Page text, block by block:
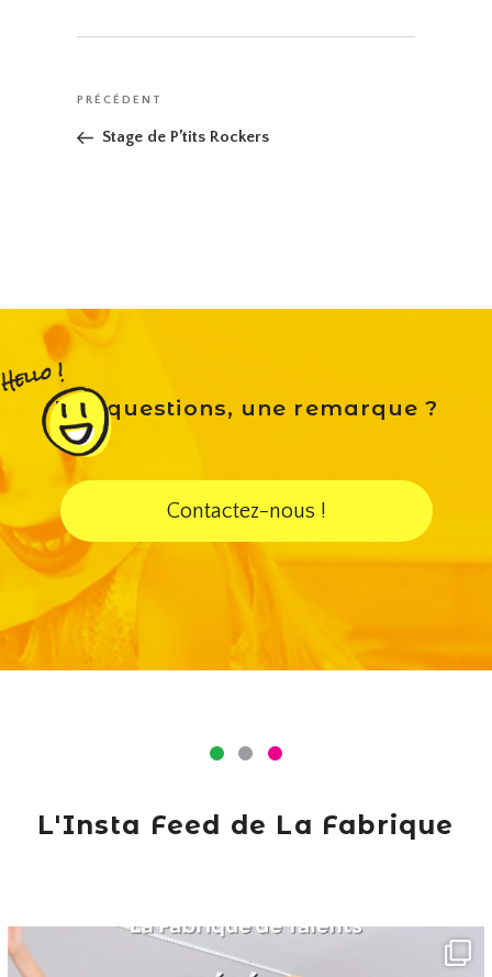
Navigation
de
Article
précédent
PRÉCÉDENT
Stage de P’tits Rockers
Des questions, une remarque ?
Contactez-nous !
L'Insta Feed de La Fabrique
lafabriquedetalents